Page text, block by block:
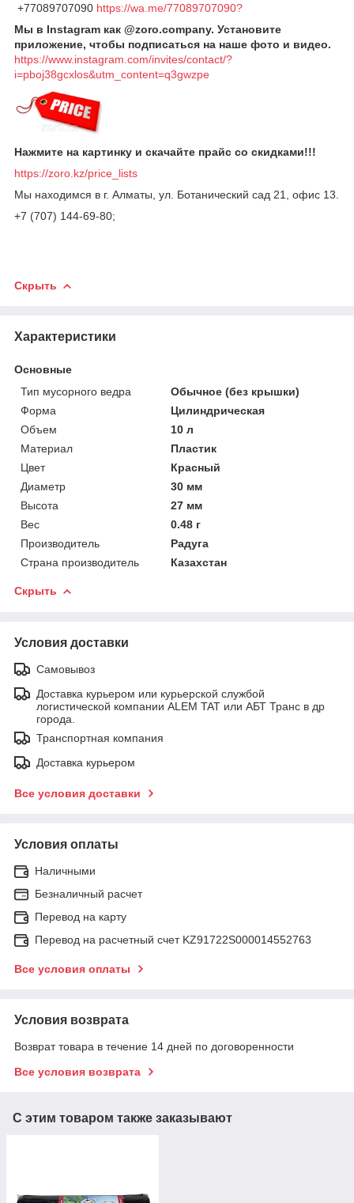
+77089707090 https://wa.me/77089707090?
Мы в Instagram как @zoro.company. Установите
приложение, чтобы подписаться на наше фото и видео.
https://www.instagram.com/invites/contact/?
i=pboj38gcxlos&utm_content=q3gwzpe
Нажмите на картинку и скачайте прайс со скидками!!!
https://zoro.kz/price_lists
Мы находимся в г. Алматы, ул. Ботанический сад 21, офис 13.
+7 (707) 144-69-80;
Скрыть
Характеристики
Основные
Тип мусорного ведра
Обычное (без крышки)
Форма
Цилиндрическая
Объем
10 л
Материал
Пластик
Цвет
Красный
Диаметр
30 мм
Высота
27 мм
Вес
0.48 г
Производитель
Радуга
Страна производитель
Казахстан
Скрыть
Условия доставки
Самовывоз
Доставка курьером или курьерской службой
логистической компании ALEM TAT или АБТ Транс в др
города.
Транспортная компания
Доставка курьером
Все условия доставки
Условия оплаты
Наличными
Безналичный расчет
Перевод на карту
Перевод на расчетный счет KZ91722S000014552763
Все условия оплаты
Условия возврата
Возврат товара в течение 14 дней по договоренности
Все условия возврата
С этим товаром также заказывают